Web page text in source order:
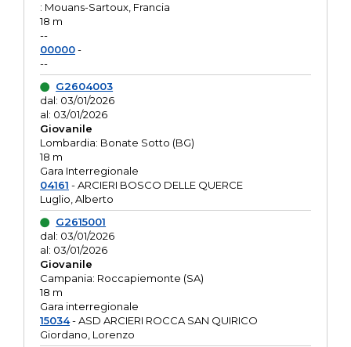
: Mouans-Sartoux, Francia
18 m
--
00000-
--
G2604003
dal: 03/01/2026
al: 03/01/2026
Giovanile
Lombardia: Bonate Sotto (BG)
18 m
Gara Interregionale
04161 - ARCIERI BOSCO DELLE QUERCE
Luglio, Alberto
G2615001
dal: 03/01/2026
al: 03/01/2026
Giovanile
Campania: Roccapiemonte (SA)
18 m
Gara interregionale
15034- ASD ARCIERI ROCCA SAN QUIRICO
Giordano, Lorenzo